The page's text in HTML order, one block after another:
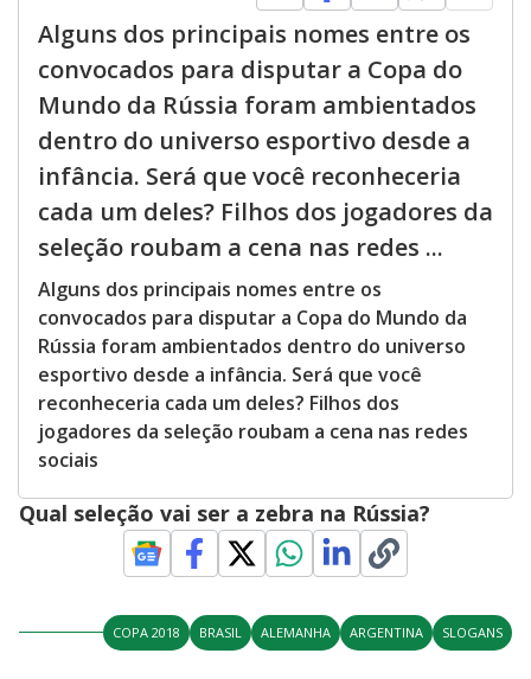
Alguns dos principais nomes entre os
convocados para disputar a Copa do
Mundo da Rússia foram ambientados
dentro do universo esportivo desde a
infância. Será que você reconheceria
cada um deles? Filhos dos jogadores da
seleção roubam a cena nas redes ...
Alguns dos principais nomes entre os
convocados para disputar a Copa do Mundo da
Rússia foram ambientados dentro do universo
esportivo desde a infância. Será que você
reconheceria cada um deles? Filhos dos
jogadores da seleção roubam a cena nas redes
sociais
Qual seleção vai ser a zebra na Rússia?
COPA 2018 BRASIL ALEMANHA ARGENTINA SLOGANS